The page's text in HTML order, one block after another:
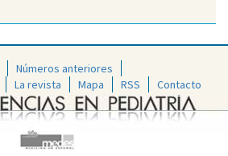
Números anteriores
La revista Mapa RSS Contacto